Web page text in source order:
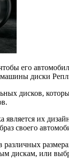
его
диски
дисков,
является их
своего
различных
дискам, или